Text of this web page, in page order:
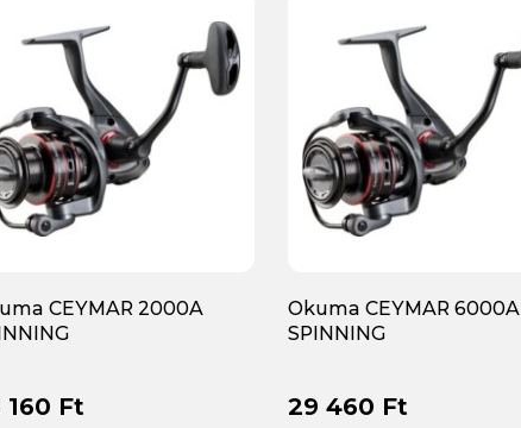
CEYMAR 2000A
160 Ft
Okuma CEYMAR 6000A
SPINNING
29 460 Ft